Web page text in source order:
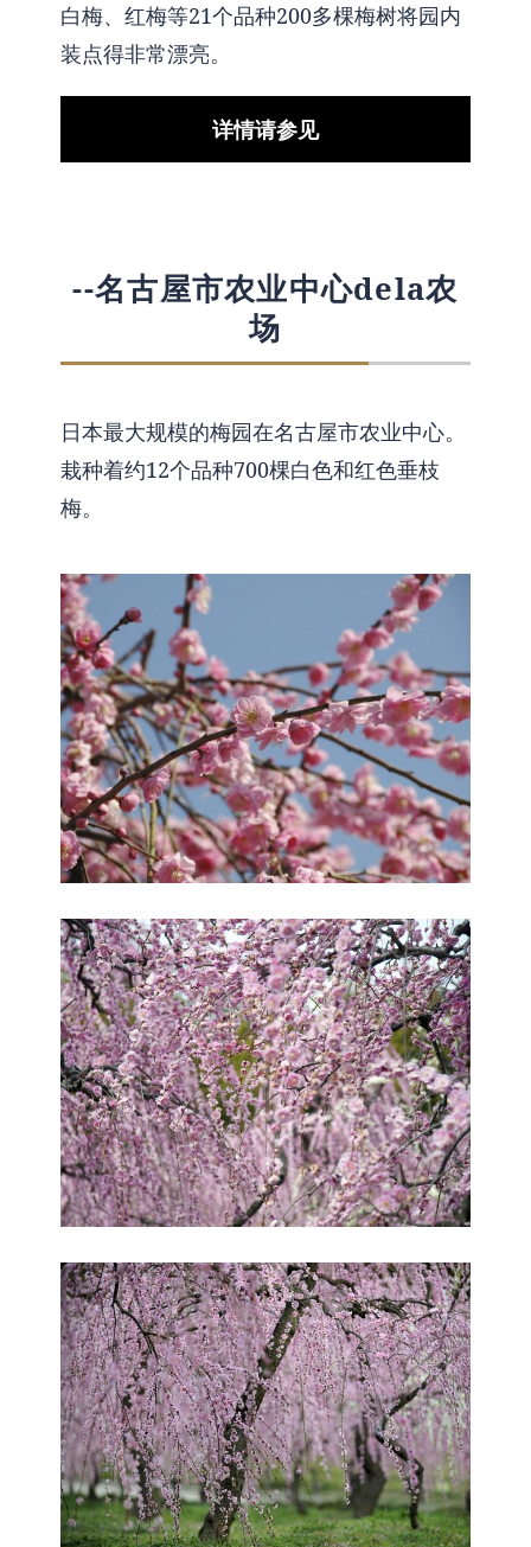
白梅、红梅等21个品种200多棵梅树将园内
装点得非常漂亮。
详情请参见
--名古屋市农业中心dela农
场
日本最大规模的梅园在名古屋市农业中心。
栽种着约12个品种700棵白色和红色垂枝
梅。